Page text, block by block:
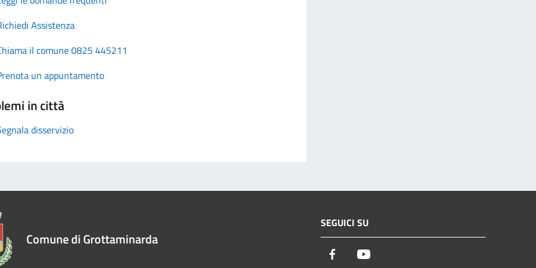
Assistenza
il comune 0825 445211
un appuntamento
in città
disservizio
Comune di Grottaminarda
SEGUICI SU
Facebook